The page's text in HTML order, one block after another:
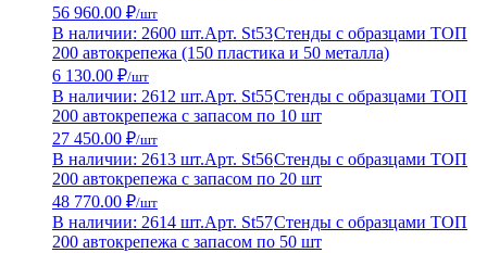
56 960.00 ₽/шт
В наличии: 2600 шт.Арт. St53Стенды с образцами ТОП
200 автокрепежа (150 пластика и 50 металла)
6 130.00 ₽/шт
В наличии: 2612 шт.Арт. St55Стенды с образцами ТОП
200 автокрепежа с запасом по 10 шт
27 450.00 ₽/шт
В наличии: 2613 шт.Арт. St56Стенды с образцами ТОП
200 автокрепежа с запасом по 20 шт
48 770.00 ₽/шт
В наличии: 2614 шт.Арт. St57Стенды с образцами ТОП
200 автокрепежа с запасом по 50 шт